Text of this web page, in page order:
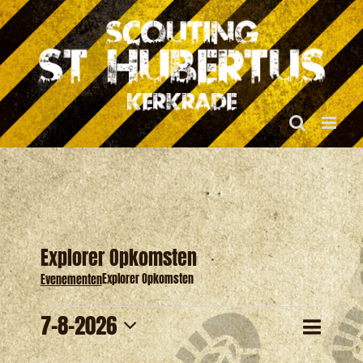
Ga
naar
inhoud
Explorer Opkomsten
EvenementenExplorer Opkomsten
Evenementen Zoeken
Maand
7-8-2026